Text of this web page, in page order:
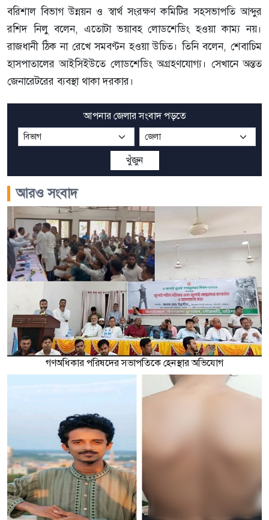
বরিশাল বিভাগ উন্নয়ন ও স্বার্থ সংরক্ষণ কমিটির সহসভাপতি আব্দুর
রশিদ নিলু বলেন, এতোটা ভয়াবহ লোডশেডিং হওয়া কাম্য নয়।
রাজধানী ঠিক না রেখে সমবণ্টন হওয়া উচিত। তিনি বলেন, শেবাচিম
হাসপাতালের আইসিইউতে লোডশেডিং অগ্রহণযোগ্য। সেখানে অন্তত
জেনারেটরের ব্যবস্থা থাকা দরকার।
আপনার জেলার সংবাদ পড়তে
খুঁজুন
আরও সংবাদ
গণঅধিকার পরিষদের সভাপতিকে হেনস্থার অভিযোগ